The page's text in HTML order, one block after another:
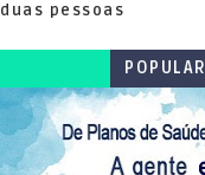
duas pessoas
POPULAR